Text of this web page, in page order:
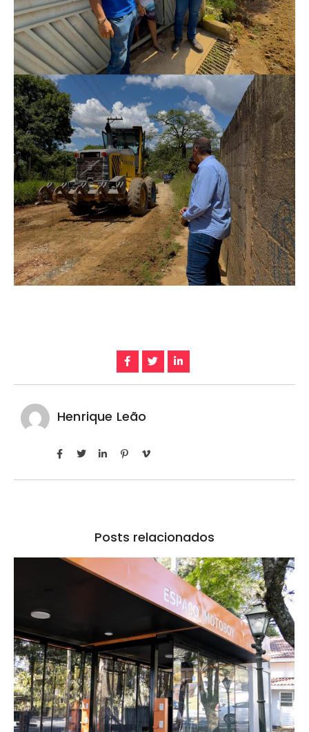
Henrique Leão
Posts relacionados